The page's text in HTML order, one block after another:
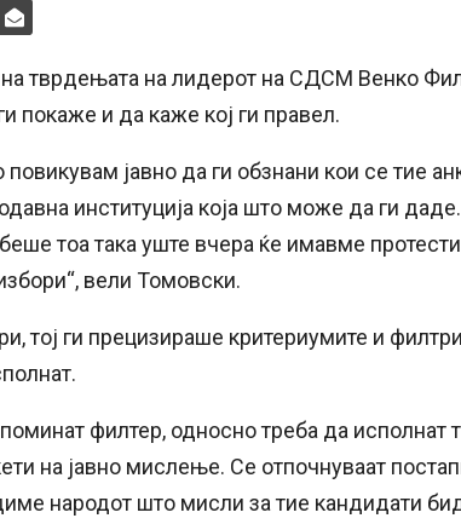
на тврдењата на лидерот на СДСМ Венко
покаже и да каже кој ги правел.
повикувам јавно да ги обзнани кои се тие
институција која што може да ги
тоа така уште вчера ќе имавме
вели Томовски.
тој ги прецизираше критериумите и
филтер, односно треба да исполнат
на јавно мислење. Се отпочнуваат
народот што мисли за тие кандидати